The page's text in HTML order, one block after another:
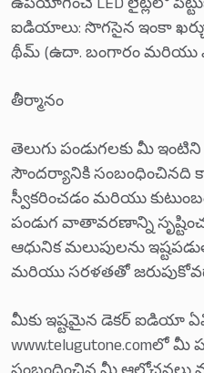
ఉపయోగించే LED లైట్లలో
ఐడియాలు: సొగసైన ఇంకా
థీమ్ (ఉదా. బంగారం మరియు
తీర్మానం
తెలుగు పండుగలకు మీ
సౌందర్యానికి సంబంధించినది
స్వీకరించడం మరియు
పండుగ వాతావరణాన్ని
ఆధునిక మలుపులను
మరియు సరళతతో
మీకు ఇష్టమైన డెకర్ ఐడియా
www.telugutone.comలో మీ